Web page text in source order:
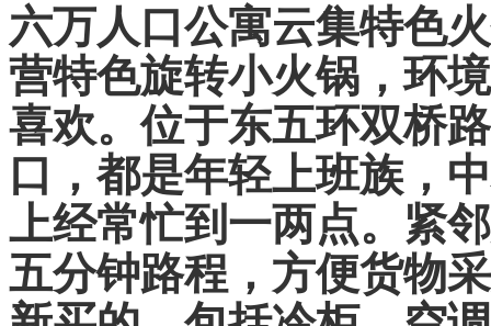
六万人口公寓云集特色
营特色旋转小火锅，环
喜欢。位于东五环双桥
口，都是年轻上班族，
上经常忙到一两点。紧
五分钟路程，方便货物